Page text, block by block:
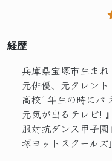
経歴
兵庫県宝塚市生まれ
元俳優、元タレント
高校1年生の時にバ
元気が出るテレビ!!
服対抗ダンス甲子
塚ヨットスクール